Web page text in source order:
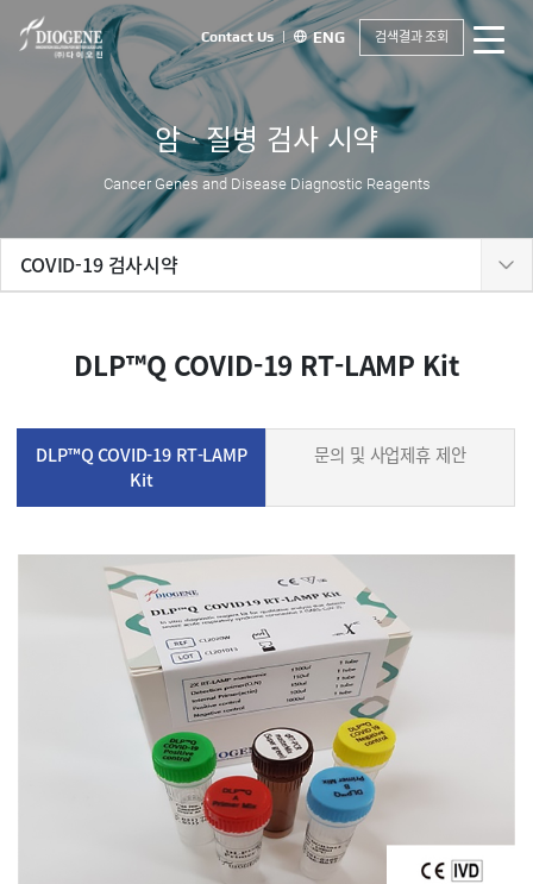
Contact Us ENG 검색결과 조회
암ᆞ질병 검사 시약
Cancer Genes and Disease Diagnostic Reagents
COVID-19 검사시약
DLP™Q COVID-19 RT-LAMP Kit
DLP™Q COVID-19 RT-LAMP
Kit
문의 및 사업제휴 제안